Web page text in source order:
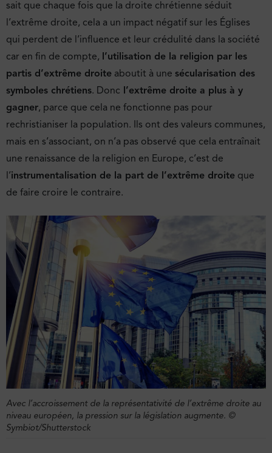
sait que chaque fois que la droite chrétienne séduit
l’extrême droite, cela a un impact négatif sur les Églises
qui perdent de l’influence et leur crédulité dans la société
car en fin de compte, l’utilisation de la religion par les
partis d’extrême droite aboutit à une sécularisation des
symboles chrétiens. Donc l’extrême droite a plus à y
gagner, parce que cela ne fonctionne pas pour
rechristianiser la population. Ils ont des valeurs communes,
mais en s’associant, on n’a pas observé que cela entraînait
une renaissance de la religion en Europe, c’est de
l’instrumentalisation de la part de l’extrême droite que
de faire croire le contraire.
Avec l’accroissement de la représentativité de l’extrême droite au
niveau européen, la pression sur la législation augmente. ©
Symbiot/Shutterstock